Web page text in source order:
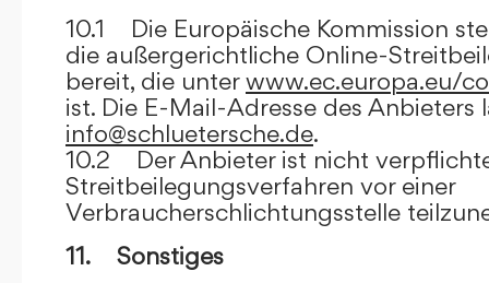
10.1 Die Europäische Kommission
die außergerichtliche Online-
bereit, die unterwww.ec.europa.eu/
ist. Die E-Mail-Adresse des Anbieters
info@schluetersche.de.
10.2 Der Anbieter ist nicht
Streitbeilegungsverfahren vor einer
Verbraucherschlichtungsstelle
11. Sonstiges